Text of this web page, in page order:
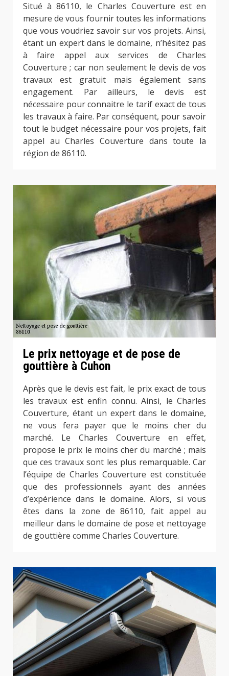
Situé à 86110, le Charles Couverture est en
mesure de vous fournir toutes les informations
que vous voudriez savoir sur vos projets. Ainsi,
étant un expert dans le domaine, n’hésitez pas
à faire appel aux services de Charles
Couverture ; car non seulement le devis de vos
travaux est gratuit mais également sans
engagement. Par ailleurs, le devis est
nécessaire pour connaitre le tarif exact de tous
les travaux à faire. Par conséquent, pour savoir
tout le budget nécessaire pour vos projets, fait
appel au Charles Couverture dans toute la
région de 86110.
Le prix nettoyage et de pose de
gouttière à Cuhon
Après que le devis est fait, le prix exact de tous
les travaux est enfin connu. Ainsi, le Charles
Couverture, étant un expert dans le domaine,
ne vous fera payer que le moins cher du
marché. Le Charles Couverture en effet,
propose le prix le moins cher du marché ; mais
que ces travaux sont les plus remarquable. Car
l’équipe de Charles Couverture est constituée
que des professionnels ayant des années
d’expérience dans le domaine. Alors, si vous
êtes dans la zone de 86110, fait appel au
meilleur dans le domaine de pose et nettoyage
de gouttière comme Charles Couverture.